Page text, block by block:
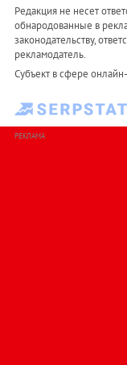
Редакция не несет
обнародованные в
законодательству,
рекламодатель.
Субъект в сфере
РЕКЛАМА